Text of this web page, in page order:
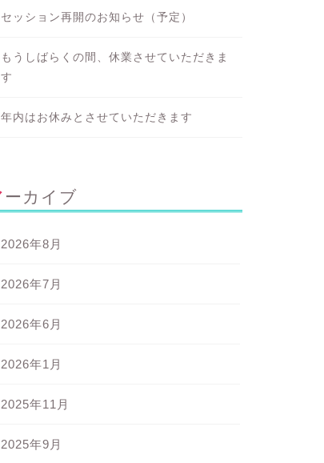
セッション再開のお知らせ（予定）
もうしばらくの間、休業させていただきま
す
年内はお休みとさせていただきます
アーカイブ
2026年8月
2026年7月
2026年6月
2026年1月
2025年11月
2025年9月